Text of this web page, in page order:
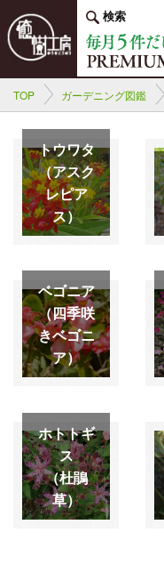
検索
TOP ガーデニング図鑑
トウワタ
（アスク
レピア
ス）
ベゴニア
（四季咲
きベゴニ
ア）
ホトトギ
ス
（杜鵑
草）